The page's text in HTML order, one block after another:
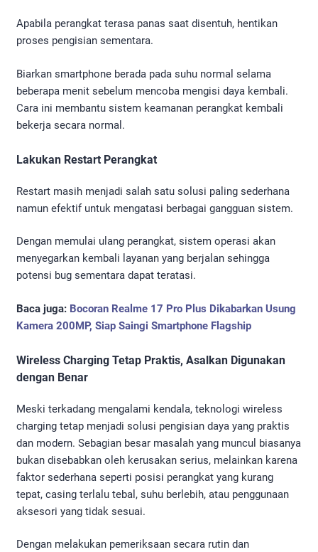
Apabila perangkat terasa panas saat disentuh, hentikan
proses pengisian sementara.
Biarkan smartphone berada pada suhu normal selama
beberapa menit sebelum mencoba mengisi daya kembali.
Cara ini membantu sistem keamanan perangkat kembali
bekerja secara normal.
Lakukan Restart Perangkat
Restart masih menjadi salah satu solusi paling sederhana
namun efektif untuk mengatasi berbagai gangguan sistem.
Dengan memulai ulang perangkat, sistem operasi akan
menyegarkan kembali layanan yang berjalan sehingga
potensi bug sementara dapat teratasi.
Baca juga: Bocoran Realme 17 Pro Plus Dikabarkan Usung
Kamera 200MP, Siap Saingi Smartphone Flagship
Wireless Charging Tetap Praktis, Asalkan Digunakan
dengan Benar
Meski terkadang mengalami kendala, teknologi wireless
charging tetap menjadi solusi pengisian daya yang praktis
dan modern. Sebagian besar masalah yang muncul biasanya
bukan disebabkan oleh kerusakan serius, melainkan karena
faktor sederhana seperti posisi perangkat yang kurang
tepat, casing terlalu tebal, suhu berlebih, atau penggunaan
aksesori yang tidak sesuai.
Dengan melakukan pemeriksaan secara rutin dan